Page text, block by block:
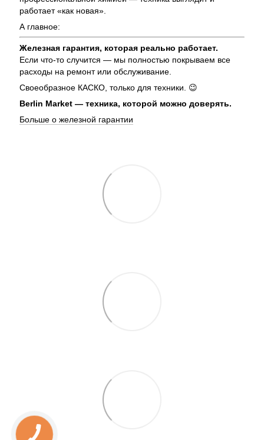
работает «как новая».
А главное:
Железная гарантия, которая реально работает.
Если что-то случится — мы полностью покрываем все
расходы на ремонт или обслуживание.
Своеобразное КАСКО, только для техники. 😉
Berlin Market — техника, которой можно доверять.
Больше о железной гарантии